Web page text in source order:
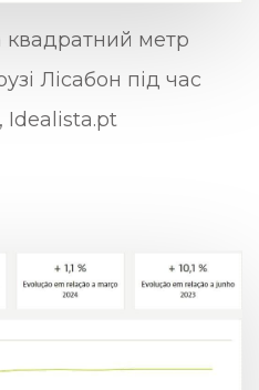
квадратний метр
Лісабон під час
Idealista.pt